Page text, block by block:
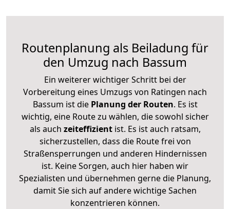
Routenplanung als Beiladung für
den Umzug nach Bassum
Ein weiterer wichtiger Schritt bei der
Vorbereitung eines Umzugs von Ratingen nach
Bassum ist diePlanung der Routen. Es ist
wichtig, eine Route zu wählen, die sowohl sicher
als auch zeiteffizientist. Es ist auch ratsam,
sicherzustellen, dass die Route frei von
Straßensperrungen und anderen Hindernissen
ist. Keine Sorgen, auch hier haben wir
Spezialisten und übernehmen gerne die Planung,
damit Sie sich auf andere wichtige Sachen
konzentrieren können.